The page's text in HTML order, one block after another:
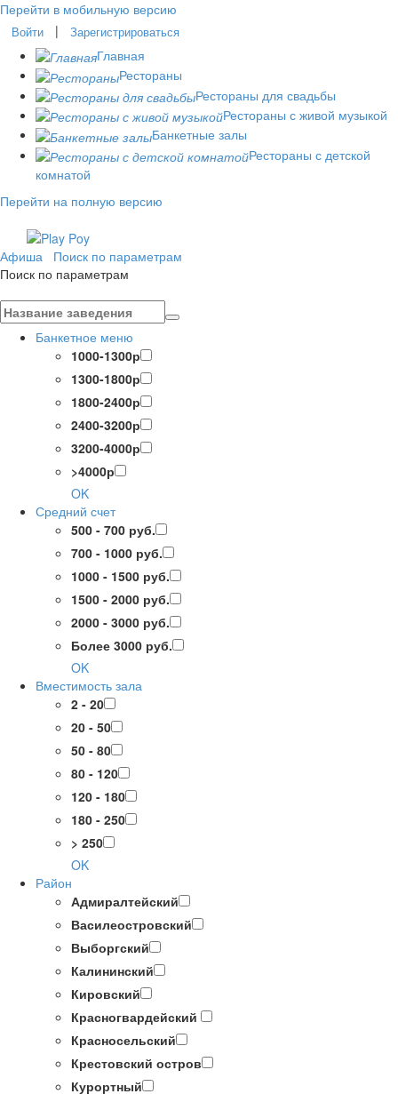
Перейти в мобильную версию
Войти | Зарегистрироваться
Главная
Рестораны
Рестораны для свадьбы
Рестораны с живой музыкой
Банкетные залы
Рестораны с детской
комнатой
Перейти на полную версию
Афиша
Поиск по параметрам
Поиск по параметрам
Банкетное меню
1000-1300р
1300-1800р
1800-2400р
2400-3200р
3200-4000р
>4000р
OK
Средний счет
500 - 700 руб.
700 - 1000 руб.
1000 - 1500 руб.
1500 - 2000 руб.
2000 - 3000 руб.
Более 3000 руб.
OK
Вместимость зала
2 - 20
20 - 50
50 - 80
80 - 120
120 - 180
180 - 250
> 250
OK
Район
Адмиралтейский
Василеостровский
Выборгский
Калининский
Кировский
Красногвардейский
Красносельский
Крестовский остров
Курортный